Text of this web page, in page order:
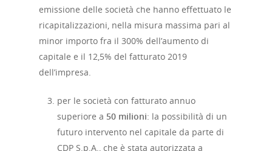
emissione delle società che hanno effettuato le
ricapitalizzazioni, nella misura massima pari al
minor importo fra il 300% dell’aumento di
capitale e il 12,5% del fatturato 2019
dell’impresa.
per le società con fatturato annuo
superiore a 50 milioni: la possibilità di un
futuro intervento nel capitale da parte di
CDP S.p.A., che è stata autorizzata a